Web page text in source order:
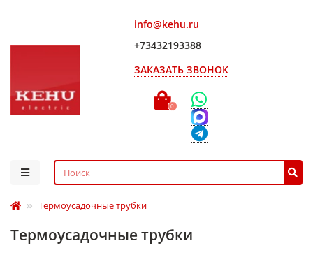
info@kehu.ru
+73432193388
ЗАКАЗАТЬ ЗВОНОК
0
Термоусадочные трубки
Термоусадочные трубки